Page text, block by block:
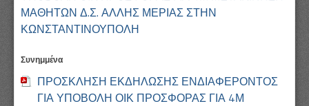
ΜΑΘΗΤΩΝ Δ.Σ. ΑΛΛΗΣ ΜΕΡΙΑΣ ΣΤΗΝ
ΚΩΝΣΤΑΝΤΙΝΟΥΠΟΛΗ
Συνημμένα
ΠΡΟΣΚΛΗΣΗ ΕΚΔΗΛΩΣΗΣ ΕΝΔΙΑΦΕΡΟΝΤΟΣ
ΓΙΑ ΥΠΟΒΟΛΗ ΟΙΚ ΠΡΟΣΦΟΡΑΣ ΓΙΑ 4Μ